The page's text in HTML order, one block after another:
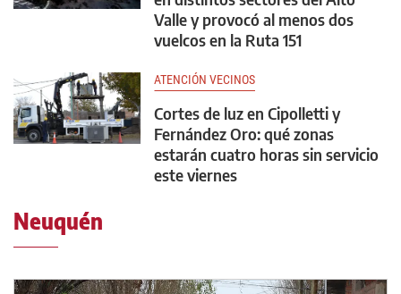
Valle y provocó al menos dos
vuelcos en la Ruta 151
ATENCIÓN VECINOS
Cortes de luz en Cipolletti y
Fernández Oro: qué zonas
estarán cuatro horas sin servicio
este viernes
Neuquén